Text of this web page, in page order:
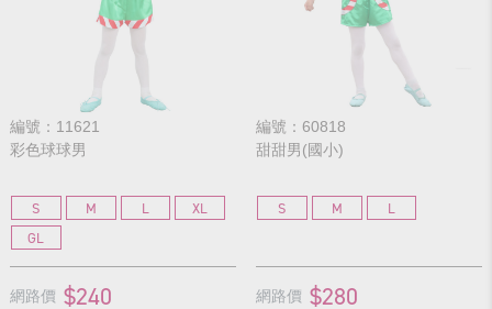
編號：11621
彩色球球男
S M L
XL
GL
網路價 $240
編號：60818
甜甜男(國小)
S M L
網路價 $280